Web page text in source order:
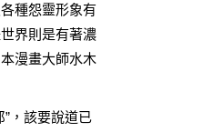
種怨靈形象有
界則是有著濃
漫畫大師水木
”，該要說道已